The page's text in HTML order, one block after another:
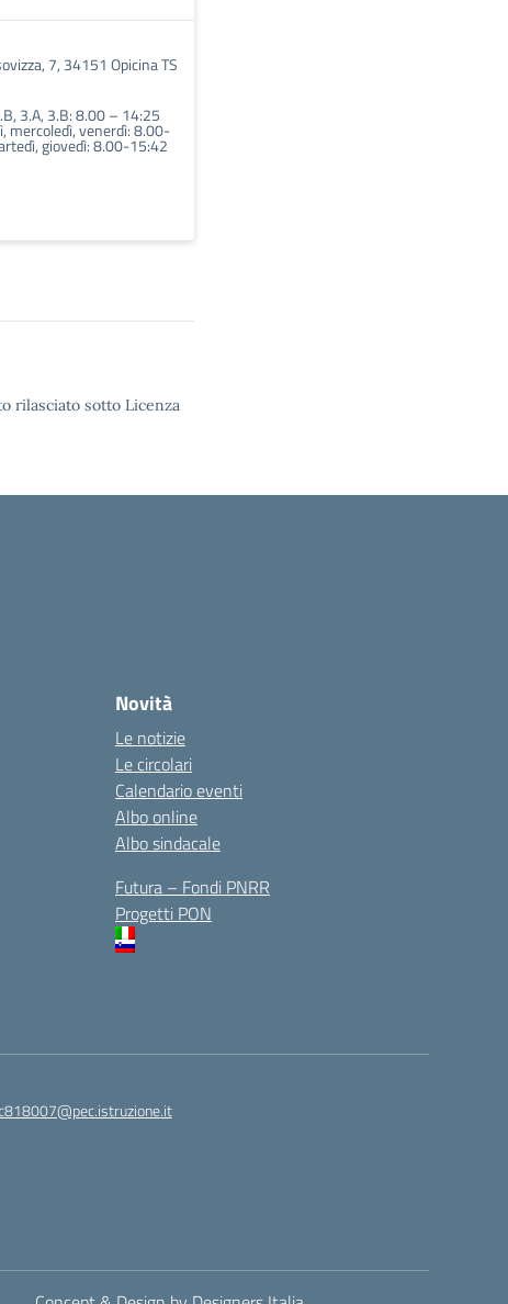
7, 34151 Opicina TS
3.A, 3.B: 8.00 – 14:25
mercoledì, venerdì: 8.00-
giovedì: 8.00-15:42
rilasciato sotto Licenza
Novità
Le notizie
Le circolari
Calendario eventi
Albo online
Albo sindacale
Futura – Fondi PNRR
Progetti PON